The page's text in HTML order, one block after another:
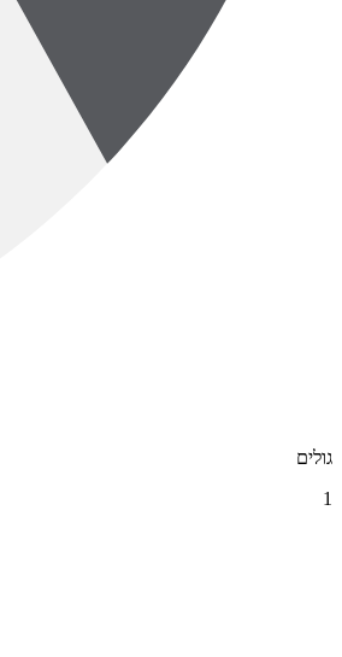
גולים
1